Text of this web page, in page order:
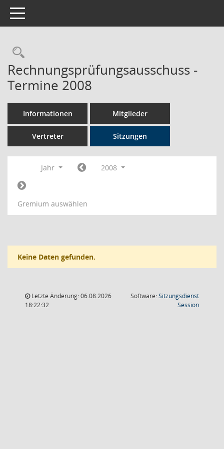
Toggle navigation
Rechercheauswahl
Rechnungsprüfungsausschuss -
Termine 2008
Informationen Mitglieder
Vertreter Sitzungen
Jahr 2008
Gremium auswählen
Keine Daten gefunden.
Letzte Änderung: 06.08.2026
18:22:32
Software:Sitzungsdienst
Session(Wird in